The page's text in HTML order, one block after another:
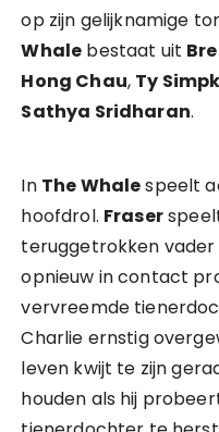
op zijn gelijknamige
Whale bestaat uit
Hong Chau, Ty
Sathya Sridharan.
In The Whalespeelt
hoofdrol. Fraser
teruggetrokken vader
opnieuw in contact
vervreemde
Charlie ernstig
leven kwijt te zijn
houden als hij